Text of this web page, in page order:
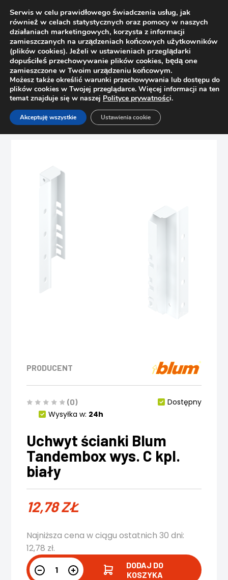
Strona główna Sklep
Szuflady
Uchwyt ścianki Blum Tandembox wys. C kpl. biały
PRODUCENT
(0)
Dostępny
Wysyłka w: 24h
Uchwyt ścianki Blum
Tandembox wys. C kpl.
biały
12,78ZŁ
Najniższa cena w ciągu ostatnich 30 dni:
12,78 zł.
DODAJ DO
KOSZYKA
Serwis w celu prawidłowego świadczenia usług, jak
również w celach statystycznych oraz pomocy w naszych
działaniach marketingowych, korzysta z informacji
zamieszczanych na urządzeniach końcowych użytkowników
(plików cookies). Jeżeli w ustawieniach przeglądarki
dopuściłeś przechowywanie plików cookies, będą one
zamieszczone w Twoim urządzeniu końcowym.
Możesz także określić warunki przechowywania lub dostępu do
plików cookies w Twojej przeglądarce. Więcej informacji na ten
temat znajduje się w naszej Polityce prywatności.
Akceptuję wszystkie Ustawienia cookie